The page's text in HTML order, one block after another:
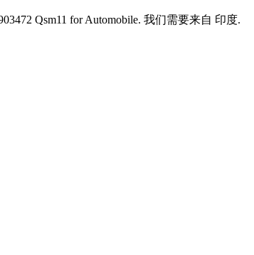
Qsm11 for Automobile. 我们需要来自 印度.